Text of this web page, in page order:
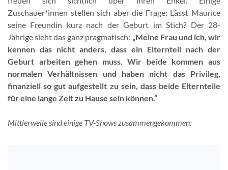
Zuschauer*innen stellen sich aber die Frage: Lässt Maurice
seine Freundin kurz nach der Geburt im Stich? Der 28-
Jährige sieht das ganz pragmatisch: „Meine Frau und ich, wir
kennen das nicht anders, dass ein Elternteil nach der
Geburt arbeiten gehen muss. Wir beide kommen aus
normalen Verhältnissen und haben nicht das Privileg,
finanziell so gut aufgestellt zu sein, dass beide Elternteile
für eine lange Zeit zu Hause sein können.“
Mittlerweile sind einige TV-Shows zusammengekommen: